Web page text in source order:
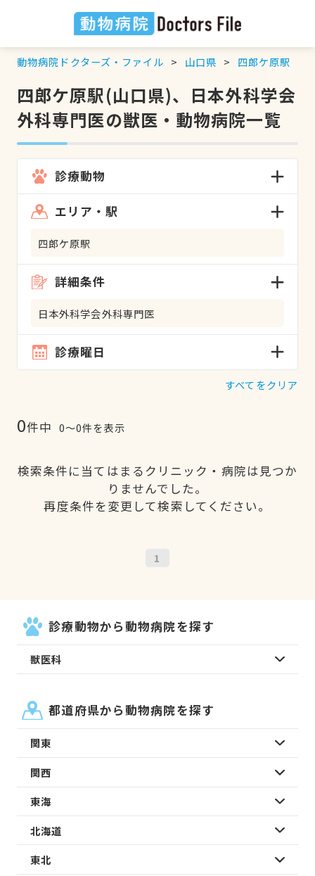
動物病院ドクターズ・ファイル 山口県 四郎ケ原駅
四郎ケ原駅(山口県)、日本外科学会
外科専門医の獣医・動物病院一覧
診療動物
エリア・駅
四郎ケ原駅
詳細条件
日本外科学会外科専門医
診療曜日
すべてをクリア
0件中 0〜0件を表示
検索条件に当てはまるクリニック・病院は見つか
りませんでした。
再度条件を変更して検索してください。
1
診療動物から動物病院を探す
獣医科
都道府県から動物病院を探す
関東
関西
東海
北海道
東北